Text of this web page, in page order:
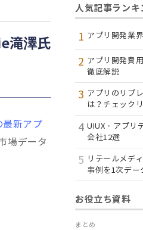
滝澤氏
最新アプ
場データ
人気記事ランキ
1 アプリ開発業
2 アプリ開発費
徹底解説
3 アプリのリプ
は？チェック
4 UIUX・アプリ
会社12選
5 リテールメデ
事例を1次デー
お役立ち資料
まとめ